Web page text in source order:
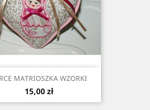
MATRIOSZKA WZORKI
Cena
15,00 zł